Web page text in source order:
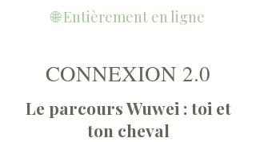
🌐 Entièrement en ligne
CONNEXION 2.0
Le parcours Wuwei : toi et
ton cheval